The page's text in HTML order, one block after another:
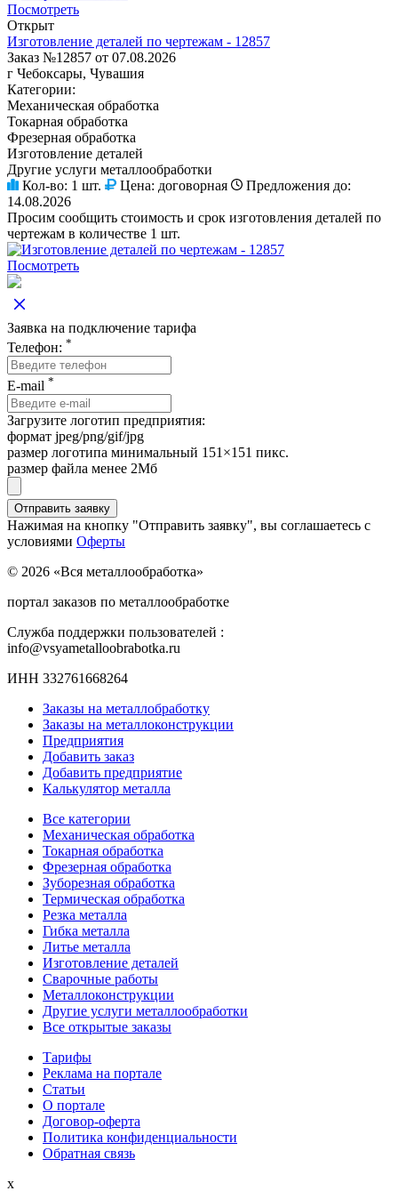
Посмотреть
Открыт
Изготовление деталей по чертежам - 12857
Заказ №12857 от 07.08.2026
г Чебоксары, Чувашия
Категории:
Механическая обработка
Токарная обработка
Фрезерная обработка
Изготовление деталей
Другие услуги металлообработки
Кол-во: 1 шт. Цена: договорная
Предложения до:
14.08.2026
Просим сообщить стоимость и срок изготовления деталей по
чертежам в количестве 1 шт.
Посмотреть
Заявка на подключение тарифа
Телефон: *
E-mail *
Загрузите логотип предприятия:
формат jpeg/png/gif/jpg
размер логотипа минимальный 151×151 пикс.
размер файла менее 2Мб
Нажимая на кнопку "Отправить заявку", вы соглашаетесь с
условиями Оферты
© 2026 «Вся металлообработка»
портал заказов по металлообработке
Служба поддержки пользователей :
info@vsyametalloobrabotka.ru
ИНН 332761668264
Заказы на металлобработку
Заказы на металлоконструкции
Предприятия
Добавить заказ
Добавить предприятие
Калькулятор металла
Все категории
Механическая обработка
Токарная обработка
Фрезерная обработка
Зуборезная обработка
Термическая обработка
Резка металла
Гибка металла
Литье металла
Изготовление деталей
Сварочные работы
Металлоконструкции
Другие услуги металлообработки
Все открытые заказы
Тарифы
Реклама на портале
Статьи
О портале
Договор-оферта
Политика конфиденциальности
Обратная связь
x